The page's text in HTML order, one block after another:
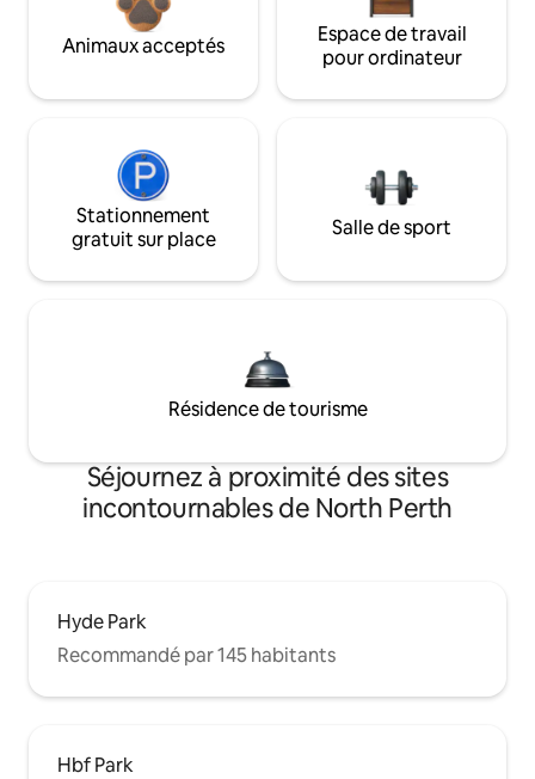
Animaux acceptés
Espace de travail
pour ordinateur
Stationnement
gratuit sur place
Salle de sport
Résidence de tourisme
Séjournez à proximité des sites
incontournables de North Perth
Hyde Park
Recommandé par 145 habitants
Hbf Park